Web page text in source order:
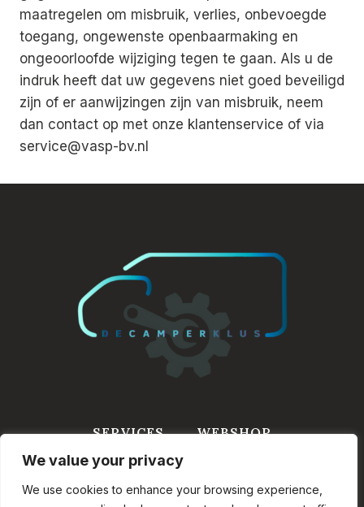
We value your privacy
We use cookies to enhance your browsing experience,
maatregelen om misbruik, verlies, onbevoegde
toegang, ongewenste openbaarmaking en
ongeoorloofde wijziging tegen te gaan. Als u de
indruk heeft dat uw gegevens niet goed beveiligd
zijn of er aanwijzingen zijn van misbruik, neem
dan contact op met onze klantenservice of via
service@vasp-bv.nl
SERVICES
WEBSHOP
WINKELWAGEN
CONTACT